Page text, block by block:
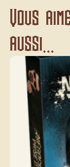
Vous
aussi...